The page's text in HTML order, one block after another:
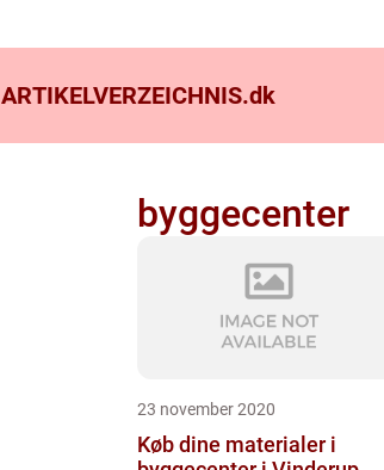
ARTIKELVERZEICHNIS.dk
byggecenter
23 november 2020
Køb dine materialer i